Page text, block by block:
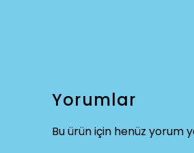
Yorumlar
Bu ürün için henüz yorum